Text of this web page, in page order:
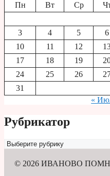
Пн
Вт Ср
3
4 5 6
10
11 12
17
18 19
24
25 26
31
«
Рубрикатор
Рубрикатор
© 2026 ИВАНОВО